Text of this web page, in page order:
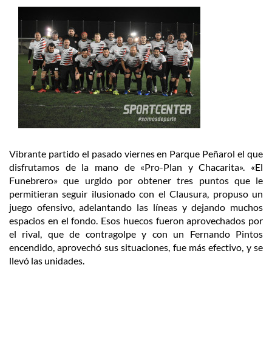
Vibrante partido el pasado viernes en Parque Peñarol el que
disfrutamos de la mano de «Pro-Plan y Chacarita». «El
Funebrero» que urgido por obtener tres puntos que le
permitieran seguir ilusionado con el Clausura, propuso un
juego ofensivo, adelantando las líneas y dejando muchos
espacios en el fondo. Esos huecos fueron aprovechados por
el rival, que de contragolpe y con un Fernando Pintos
encendido, aprovechó sus situaciones, fue más efectivo, y se
llevó las unidades.